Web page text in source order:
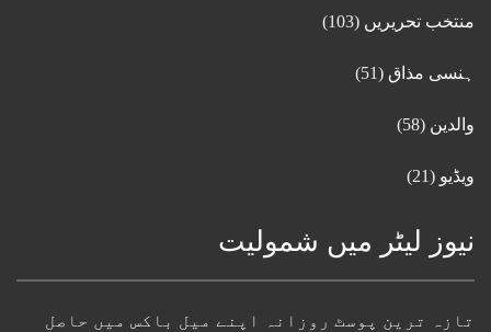
منتخب تحریریں (103)
ہنسی مذاق (51)
والدین (58)
ویڈیو (21)
نیوز لیٹر میں شمولیت
تازہ ترین پوسٹ روزانہ اپنے میل باکس میں حاصل